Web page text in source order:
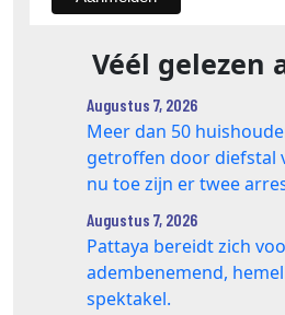
Véél gelezen
Augustus 7, 2026
Meer dan 50
getroffen door diefstal
nu toe zijn er twee
Augustus 7, 2026
Pattaya bereidt zich
adembenemend,
spektakel.